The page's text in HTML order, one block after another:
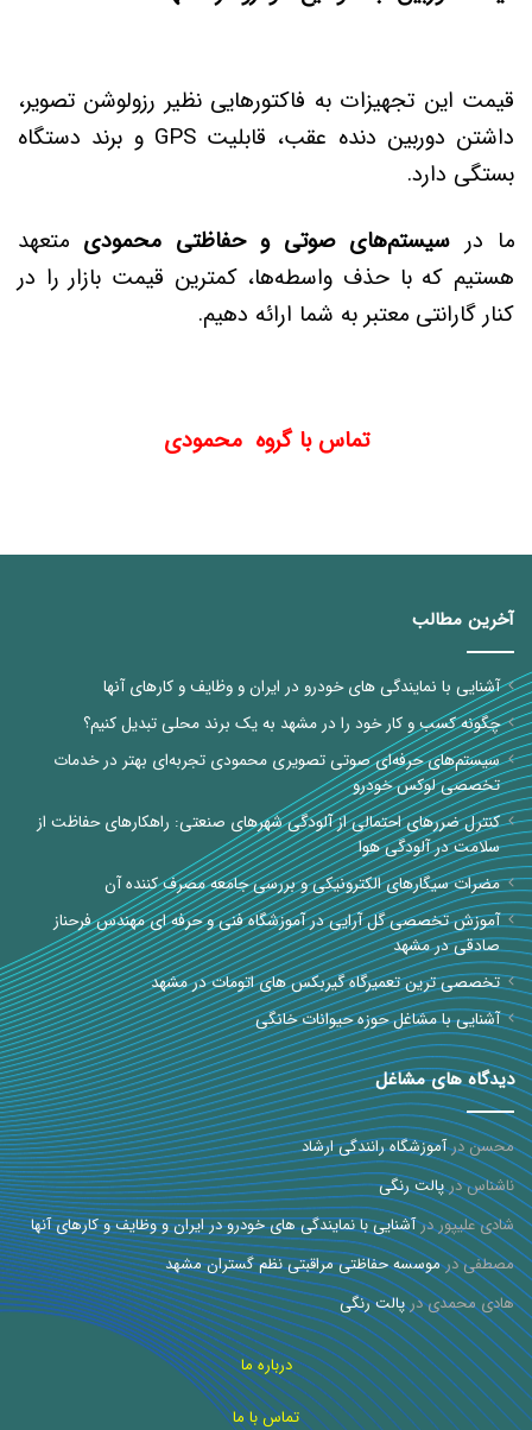
قیمت این تجهیزات به فاکتورهایی نظیر رزولوشن تصویر،
داشتن دوربین دنده عقب، قابلیت GPS و برند دستگاه
بستگی دارد.
ما در سیستم‌های صوتی و حفاظتی محمودی متعهد
هستیم که با حذف واسطه‌ها، کمترین قیمت بازار را در
کنار گارانتی معتبر به شما ارائه دهیم.
تماس با گروه محمودی
آخرین مطالب
آشنایی با نمایندگی های خودرو در ایران و وظایف و کارهای آنها
چگونه کسب و کار خود را در مشهد به یک برند محلی تبدیل کنیم؟
سیستم‌های حرفه‌ای صوتی تصویری محمودی تجربه‌ای بهتر در خدمات
تخصصی لوکس خودرو
کنترل ضررهای احتمالی از آلودگی شهرهای صنعتی: راهکارهای حفاظت از
سلامت در آلودگی هوا
مضرات سیگارهای الکترونیکی و بررسی جامعه مصرف کننده آن
آموزش تخصصی گل آرایی در آموزشگاه فنی و حرفه ای مهندس فرحناز
صادقی در مشهد
تخصصی ترین تعمیرگاه گیربکس های اتومات در مشهد
آشنایی با مشاغل حوزه حیوانات خانگی
دیدگاه های مشاغل
محسندرآموزشگاه رانندگی ارشاد
ناشناسدرپالت رنگی
شادی علیپوردرآشنایی با نمایندگی های خودرو در ایران و وظایف و کارهای آنها
مصطفیدرموسسه حفاظتی مراقبتی نظم گستران مشهد
هادی محمدیدرپالت رنگی
درباره ما
تماس با ما